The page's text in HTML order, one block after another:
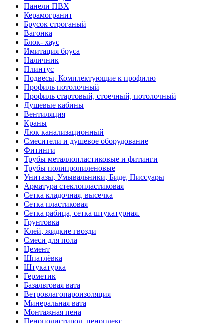
Панели ПВХ
Керамогранит
Брусок строганый
Вагонка
Блок- хаус
Имитация бруса
Наличник
Плинтус
Подвесы, Комплектующие к профилю
Профиль потолочный
Профиль стартовый, стоечный, потолочный
Душевые кабины
Вентиляция
Краны
Люк канализационный
Смесители и душевое оборудование
Фитинги
Трубы металлопластиковые и фитинги
Трубы полипропиленовые
Унитазы, Умывальники, Биде, Писсуары
Арматура стеклопластиковая
Сетка кладочная, высечка
Сетка пластиковая
Сетка рабица, сетка штукатурная.
Грунтовка
Клей, жидкие гвозди
Смеси для пола
Цемент
Шпатлёвка
Штукатурка
Герметик
Базальтовая вата
Ветровлагопароизоляция
Минеральная вата
Монтажная пена
Пенополистирол, пеноплекс